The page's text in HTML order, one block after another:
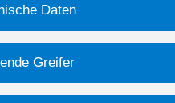
Daten
Greifer